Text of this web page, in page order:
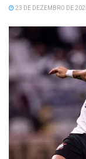
23 DE DEZEMBRO DE